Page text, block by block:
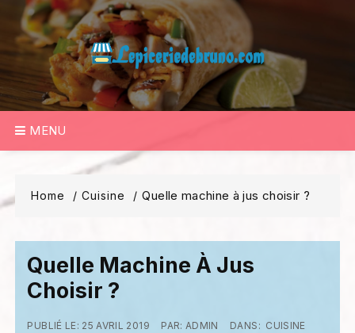
Skip
content
MENU
Home Cuisine Quelle machine à jus choisir ?
Quelle Machine À Jus
Choisir ?
PUBLIÉ LE: 25 AVRIL 2019 PAR:ADMIN DANS: CUISINE